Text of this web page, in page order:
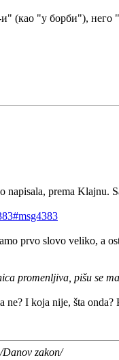
и" (као "у борби"),
napisala, prema
prvo slovo veliko, a
promenljiva, pišu se
ne? I koja nije, šta
zakon/